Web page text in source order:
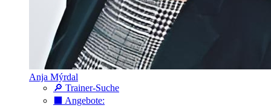
Anja Mýrdal
🔎 Trainer-Suche
⬛️ Angebote: